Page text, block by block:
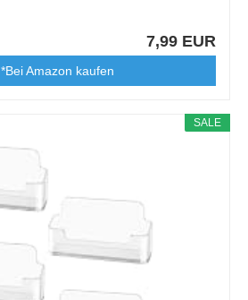
7,99 EUR
*Bei Amazon kaufen
SALE